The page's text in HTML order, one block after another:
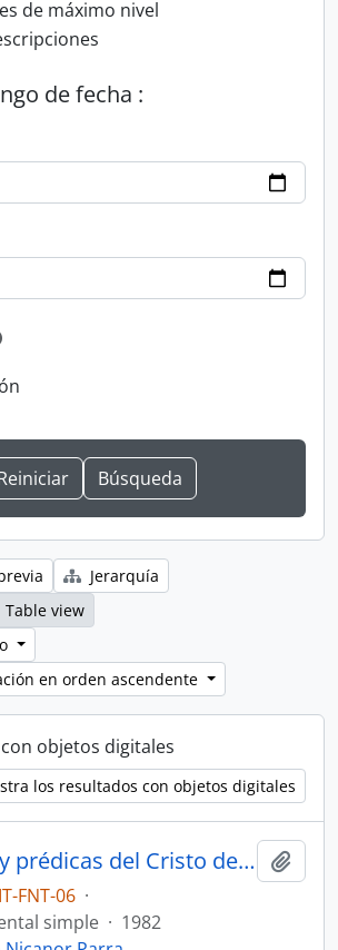
filter
de máximo nivel
de fecha :
Jerarquía
Table view
en orden ascendente
objetos digitales
los resultados con objetos digitales
3 sermones y prédicas del Cristo de Elqui
FNT-06 ·
simple · 1982